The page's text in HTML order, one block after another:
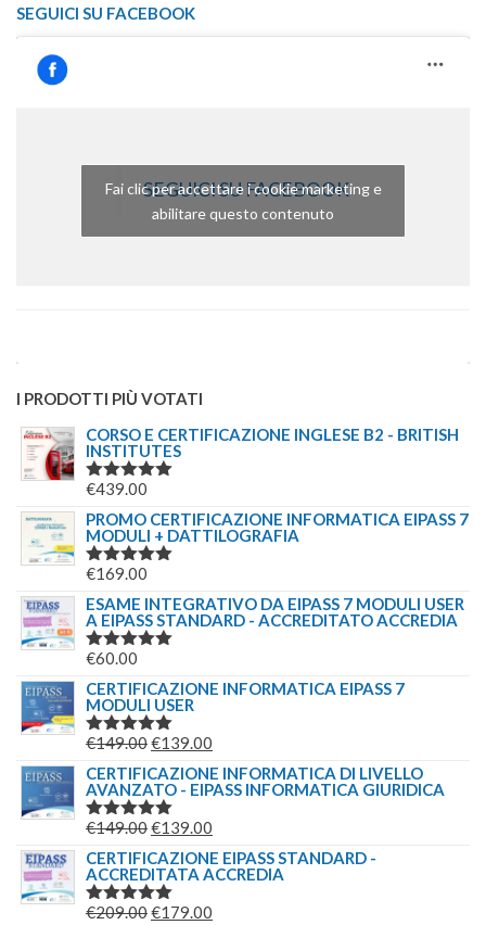
SEGUICI SU FACEBOOK
SEGUICI SU FACEBOOK
Fai clic per accettare i cookie marketing e
abilitare questo contenuto
I PRODOTTI PIÙ VOTATI
CORSO E CERTIFICAZIONE INGLESE B2 - BRITISH
INSTITUTES
VALUTATO
€439.00
PROMO CERTIFICAZIONE INFORMATICA EIPASS 7
MODULI + DATTILOGRAFIA
VALUTATO
€169.00
ESAME INTEGRATIVO DA EIPASS 7 MODULI USER
A EIPASS STANDARD - ACCREDITATO ACCREDIA
VALUTATO
€60.00
CERTIFICAZIONE INFORMATICA EIPASS 7
MODULI USER
VALUTATO
€149.00IL
PREZZO
ORIGINALE
ERA:
€139.00
PREZZO
ATTUALE
CERTIFICAZIONE INFORMATICA DI LIVELLO
AVANZATO - EIPASS INFORMATICA GIURIDICA
VALUTATO
€149.00IL
PREZZO
ORIGINALE
ERA:
€139.00
PREZZO
ATTUALE
CERTIFICAZIONE EIPASS STANDARD -
ACCREDITATA ACCREDIA
VALUTATO
€209.00IL
€179.00